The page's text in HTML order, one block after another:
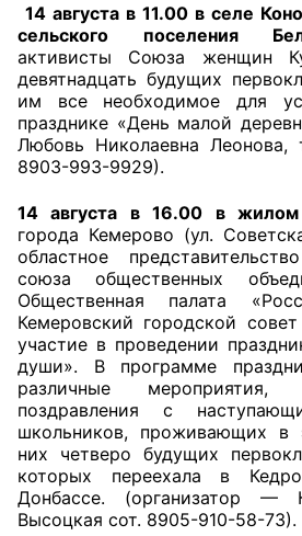
Общественные советы по
независимой оценки
оказания услуг
О Палате
Комиссии
Экспертный совет ОП КО
Совет ОП КО
Общественный штаб
Члены ОП КО
Документы ОП КО
Регламент ОП КО
14 августа в 11.00 в селе
сельского поселения
активисты Союза женщин
девятнадцать будущих
им все необходимое для
празднике «День малой
Любовь Николаевна Леонова,
8903-993-9929).
14 августа в 16.00 в жилом
города Кемерово (ул.
областное
союза общественных
Общественная палата
Кемеровский городской
участие в проведении
души». В программе
различные
поздравления с
школьников, проживающих
них четверо будущих
которых переехала в
Донбассе. (организатор —
Высоцкая сот. 8905-910-58-73).